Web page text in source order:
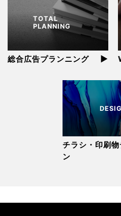
TOTAL
PLANNING
総合広告プランニング ▶︎
チラシ・印刷物
ン